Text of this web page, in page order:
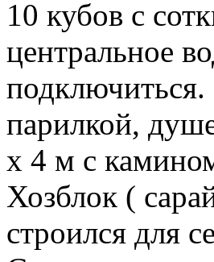
10 кубов с
центральное
парилкой,
х 4 м с
Хозблок (
строился для